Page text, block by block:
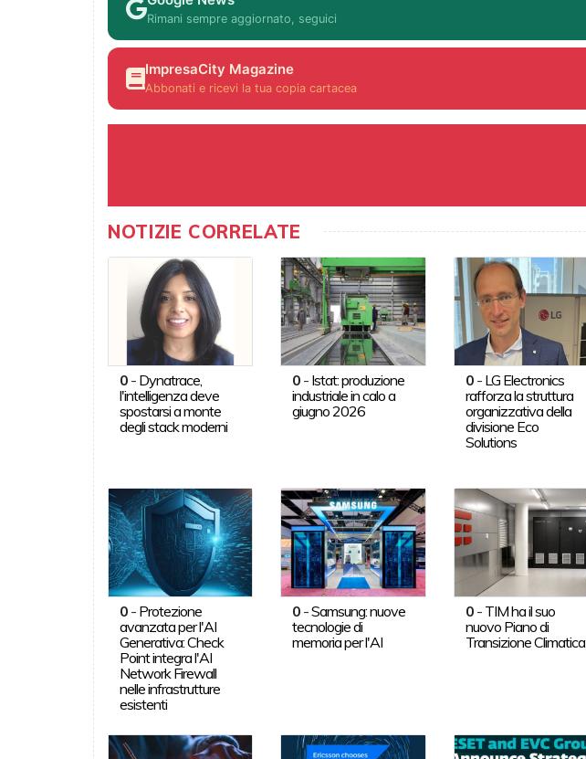
Rimani sempre aggiornato, seguici
ImpresaCity Magazine
Abbonati e ricevi la tua copia cartacea
NOTIZIE CORRELATE
0- Dynatrace,
l'intelligenza deve
spostarsi a monte
degli stack moderni
0 - Istat: produzione
industriale in calo a
giugno 2026
0- LG Electronics
rafforza la struttura
organizzativa della
divisione Eco
Solutions
0- Protezione
avanzata per l'AI
Generativa: Check
Point integra l'AI
Network Firewall
nelle infrastrutture
esistenti
0 -Samsung: nuove
tecnologie di
memoria per l'AI
0- TIM ha il suo
nuovo Piano di
Transizione Climatica